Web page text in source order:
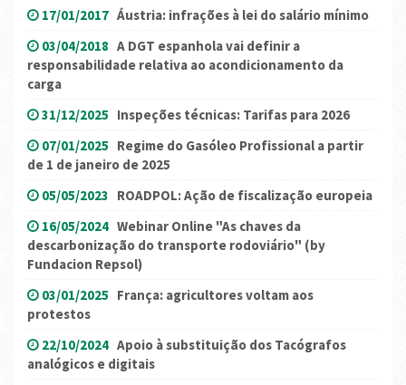
17/01/2017 Áustria: infrações à lei do salário mínimo
03/04/2018 A DGT espanhola vai definir a
responsabilidade relativa ao acondicionamento da
carga
31/12/2025 Inspeções técnicas: Tarifas para 2026
07/01/2025 Regime do Gasóleo Profissional a partir
de 1 de janeiro de 2025
05/05/2023 ROADPOL: Ação de fiscalização europeia
16/05/2024 Webinar Online "As chaves da
descarbonização do transporte rodoviário" (by
Fundacion Repsol)
03/01/2025 França: agricultores voltam aos
protestos
22/10/2024 Apoio à substituição dos Tacógrafos
analógicos e digitais